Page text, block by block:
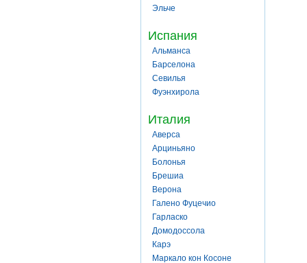
Эльче
Испания
Альманса
Барселона
Севилья
Фуэнхирола
Италия
Аверса
Арциньяно
Болонья
Брешиа
Верона
Галено Фуцечио
Гарласко
Домодоссола
Карэ
Маркало кон Косоне